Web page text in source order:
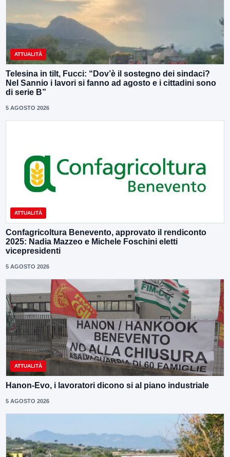
ATTUALITÀ
Telesina in tilt, Fucci: “Dov’è il sostegno dei sindaci?
Nel Sannio i lavori si fanno ad agosto e i cittadini sono
di serie B”
5 AGOSTO 2026
ATTUALITÀ
Confagricoltura Benevento, approvato il rendiconto
2025: Nadia Mazzeo e Michele Foschini eletti
vicepresidenti
5 AGOSTO 2026
ATTUALITÀ
Hanon-Evo, i lavoratori dicono si al piano industriale
5 AGOSTO 2026